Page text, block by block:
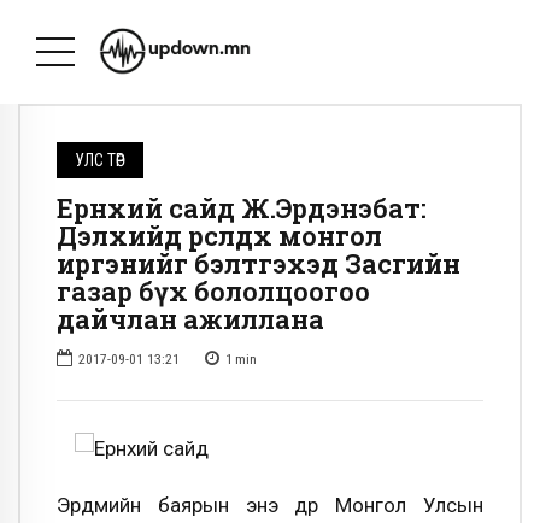
УЛС ТӨР
Ерөнхий сайд Ж.Эрдэнэбат:
Дэлхийд өрсөлдөх монгол
иргэнийг бэлтгэхэд Засгийн
газар бүх бололцоогоо
дайчлан ажиллана
2017-09-01 13:21 1 min
Эрдмийн баярын энэ өдөр Монгол Улсын